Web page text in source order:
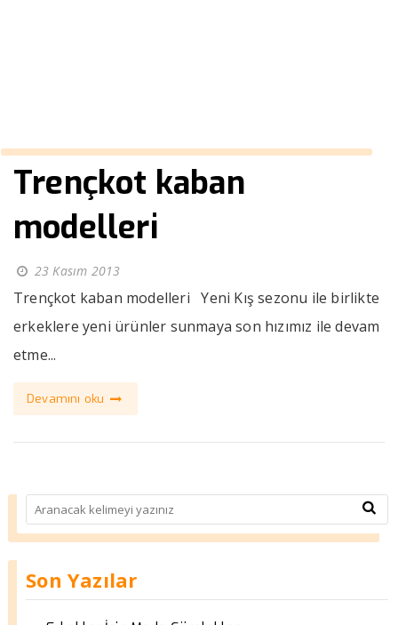
Trençkot kaban
modelleri
23 Kasım 2013
Trençkot kaban modelleri Yeni Kış sezonu ile birlikte
erkeklere yeni ürünler sunmaya son hızımız ile devam
etme...
Devamını oku
Son Yazılar